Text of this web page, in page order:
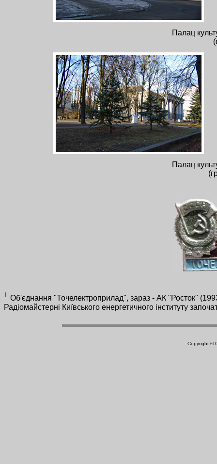
Палац
Палац
1 Об'єднання "Точелектроприлад", зараз - АК "Росток"
Радіомайстерні Київського енергетичного інституту
Copyright ©